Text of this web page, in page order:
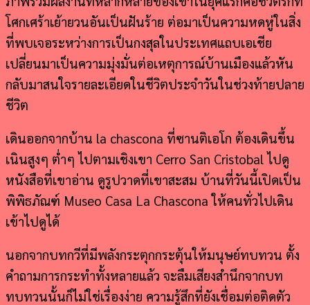
โศกเศร้าเย้ายวนอันเป็นฝันร้าย ต่อมาเป็นความหดหู่ในสิ่ง
ที่พบเจอระหว่างการเป็นกงสุลในประเทศแถบเอเชีย
เปลี่ยนมาเป็นความมุ่งมั่นต่อเหตุการณ์บ้านเมืองแล้วหัน
กลับมาสนใจรายละเอียดในชีวิตประจำวันในช่วงท้ายปลาย
ชีวิต
เดินออกจากบ้าน la chascona ที่ซานติเอโก ต้องเดินขึ้น
เนินสูงๆ ต่ำๆ ไปตามเชิงเขา Cerro San Cristobal ไปดู
หนังสือที่เขาอ่าน ดูรูปวาดที่เขาสะสม บ้านที่วันนี้เปิดเป็น
พิพิธภัณฑ์ Museo Casa La Chascona ให้คนทั่วไปเดิน
เข้าไปดูได้
นอกจากบทกวีที่มีพลังกระตุกกระตุ้นให้มนุษย์ทบทวน ตั้ง
คำถามการกระทำทั้งหลายแล้ว จะลืมเสียงสำนึกจากบท
ทบทวนนั้นก็ไม่ใช่เรื่องง่าย ความรู้สึกที่ยังเชื่อมต่อติดตัว